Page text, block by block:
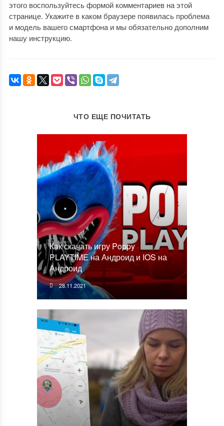
этого воспользуйтесь формой комментариев на этой
странице. Укажите в каком браузере появилась проблема
и модель вашего смартфона и мы обязательно дополним
нашу инструкцию.
ЧТО ЕЩЕ ПОЧИТАТЬ
Как скачать игру Poppy
PLAYTIME на Андроид и IOS на
Андроид
28.11.2021